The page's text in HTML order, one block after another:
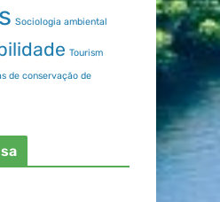
Sociologia ambiental
Tourism
de conservação de